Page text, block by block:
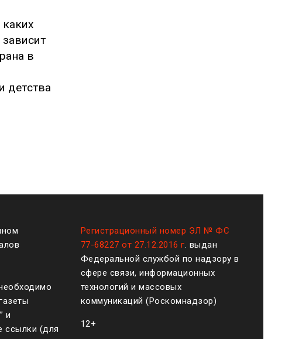
в
детства
и
ссылки (для
Регистрационный номер ЭЛ № ФС
77-68227 от 27.12.2016 г. выдан
Федеральной службой по надзору в
сфере связи, информационных
технологий и массовых
коммуникаций (Роскомнадзор)
12+